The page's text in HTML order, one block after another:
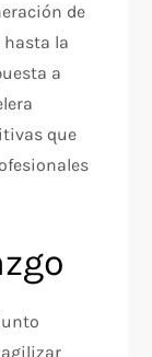
de
la
a
que